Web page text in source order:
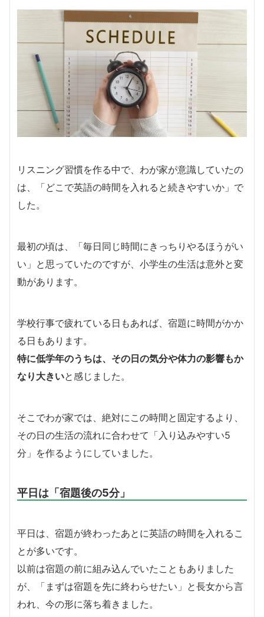
リスニング習慣を作る中で、わが家が意識していたの
は、「どこで英語の時間を入れると続きやすいか」で
した。
最初の頃は、「毎日同じ時間にきっちりやるほうがい
い」と思っていたのですが、小学生の生活は意外と変
動があります。
学校行事で疲れている日もあれば、宿題に時間がかか
る日もあります。
特に低学年のうちは、その日の気分や体力の影響もか
なり大きいと感じました。
そこでわが家では、絶対にこの時間と固定するより、
その日の生活の流れに合わせて「入り込みやすい5
分」を作るようにしていました。
平日は「宿題後の5分」
平日は、宿題が終わったあとに英語の時間を入れるこ
とが多いです。
以前は宿題の前に組み込んでいたこともありました
が、「まずは宿題を先に終わらせたい」と長女から言
われ、今の形に落ち着きました。